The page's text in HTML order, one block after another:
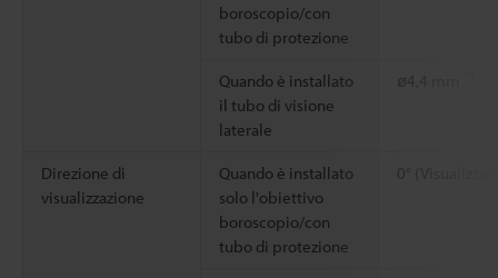
boroscopio/con
tubo di protezione
Quando è installato
il tubo di visione
laterale
ø4,4 mm
Direzione di
visualizzazione
Quando è installato
solo l'obiettivo
boroscopio/con
tubo di protezione
0°